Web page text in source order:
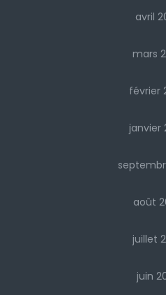
avril
mars
février
janvier
août
juillet
juin